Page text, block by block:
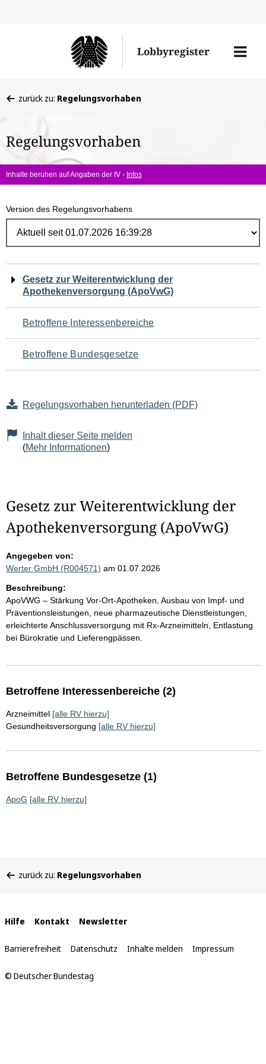
Lobbyregister
Menü
befinden
hier:
zurück zu: Regelungsvorhaben
Regelungsvorhaben
Inhalte beruhen auf Angaben der IV - Infos
Version des Regelungsvorhabens
Navigation
für
den
Seiteninhalt
Gesetz zur Weiterentwicklung der
Apothekenversorgung (ApoVwG)
Betroffene Interessenbereiche
Betroffene Bundesgesetze
Regelungsvorhaben herunterladen (PDF)
Inhalt dieser Seite melden
(Mehr Informationen)
Gesetz zur Weiterentwicklung der
Apothekenversorgung (ApoVwG)
Angegeben von:
Werter GmbH (R004571) am 01.07.2026
Beschreibung:
ApoVWG – Stärkung Vor‑Ort‑Apotheken, Ausbau von Impf‑ und
Präventionsleistungen, neue pharmazeutische Dienstleistungen,
erleichterte Anschlussversorgung mit Rx‑Arzneimitteln, Entlastung
bei Bürokratie und Lieferengpässen.
Betroffene Interessenbereiche (2)
Arzneimittel [alle RV hierzu]
Gesundheitsversorgung [alle RV hierzu]
Betroffene Bundesgesetze (1)
ApoG [alle RV hierzu]
befinden
zurück zu: Regelungsvorhaben
Interne
Links
Hilfe Kontakt Newsletter
Barrierefreiheit Datenschutz Inhalte melden Impressum
© Deutscher Bundestag